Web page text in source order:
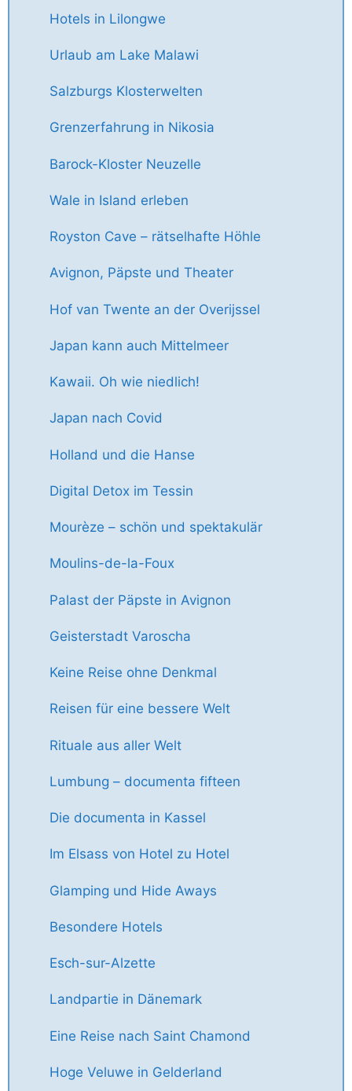
Hotels in Lilongwe
Urlaub am Lake Malawi
Salzburgs Klosterwelten
Grenzerfahrung in Nikosia
Barock-Kloster Neuzelle
Wale in Island erleben
Royston Cave – rätselhafte Höhle
Avignon, Päpste und Theater
Hof van Twente an der Overijssel
Japan kann auch Mittelmeer
Kawaii. Oh wie niedlich!
Japan nach Covid
Holland und die Hanse
Digital Detox im Tessin
Mourèze – schön und spektakulär
Moulins-de-la-Foux
Palast der Päpste in Avignon
Geisterstadt Varoscha
Keine Reise ohne Denkmal
Reisen für eine bessere Welt
Rituale aus aller Welt
Lumbung – documenta fifteen
Die documenta in Kassel
Im Elsass von Hotel zu Hotel
Glamping und Hide Aways
Besondere Hotels
Esch-sur-Alzette
Landpartie in Dänemark
Eine Reise nach Saint Chamond
Hoge Veluwe in Gelderland